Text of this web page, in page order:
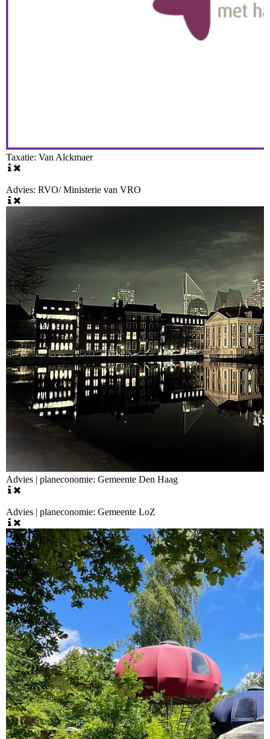
Taxatie: Van Alckmaer
Advies: RVO/ Ministerie van VRO
Advies | planeconomie: Gemeente Den Haag
Advies | planeconomie: Gemeente LoZ